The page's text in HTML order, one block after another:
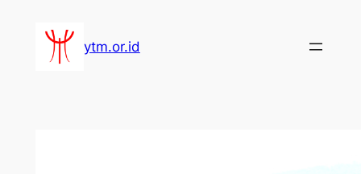
konten
ytm.or.id